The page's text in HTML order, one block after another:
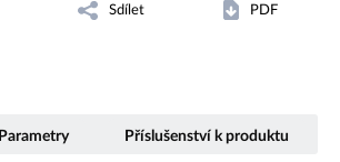
Sdílet PDF
Parametry Příslušenství k produktu